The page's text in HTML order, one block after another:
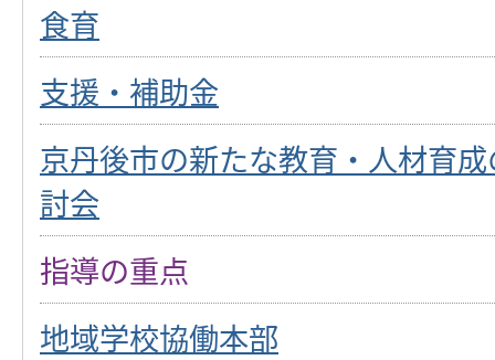
食育
支援・補助金
京丹後市の新たな教育・人材育
討会
指導の重点
地域学校協働本部